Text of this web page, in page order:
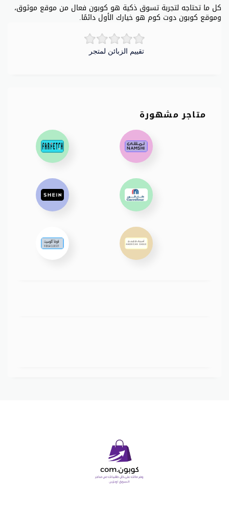
كل ما تحتاجه لتجربة تسوق ذكية هو كوبون فعال من موقع موثوق،
وموقع كوبون دوت كوم هو خيارك الأول دائمًا.
تقييم الزبائن لمتجر
متاجر مشهورة